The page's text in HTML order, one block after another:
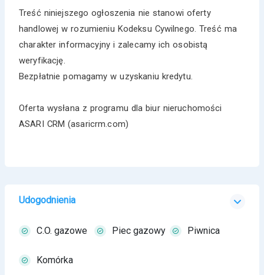
Treść niniejszego ogłoszenia nie stanowi oferty
handlowej w rozumieniu Kodeksu Cywilnego. Treść ma
charakter informacyjny i zalecamy ich osobistą
weryfikację.
Bezpłatnie pomagamy w uzyskaniu kredytu.
Oferta wysłana z programu dla biur nieruchomości
ASARI CRM (asaricrm.com)
Udogodnienia
C.O. gazowe Piec gazowy Piwnica
Komórka